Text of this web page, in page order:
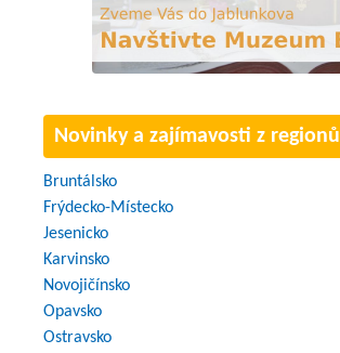
Novinky a zajímavosti z regionů
Bruntálsko
Frýdecko-Místecko
Jesenicko
Karvinsko
Novojičínsko
Opavsko
Ostravsko